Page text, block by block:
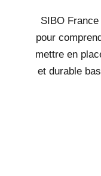
SIBO
pour
mettre en
et durable